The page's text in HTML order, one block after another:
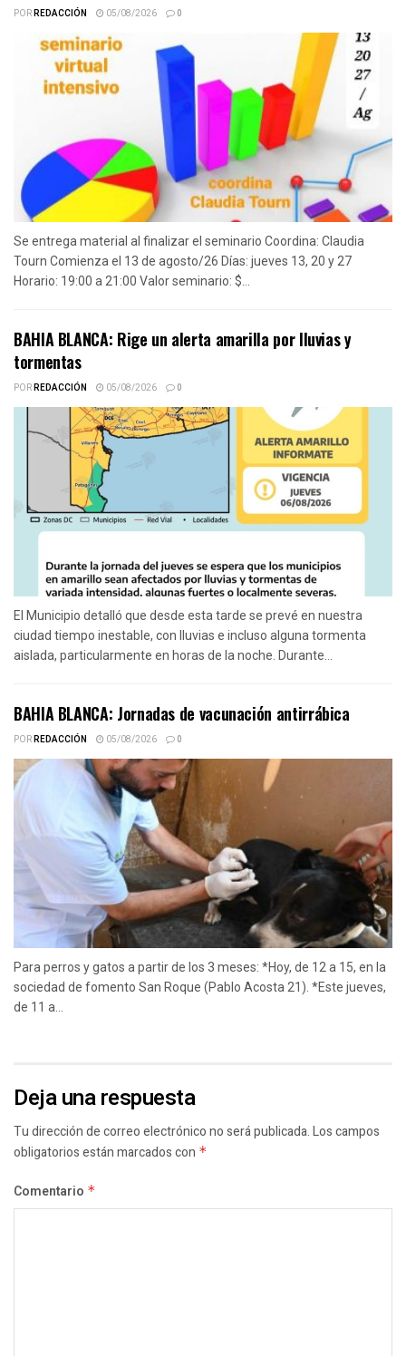
PORREDACCIÓN 05/08/2026 0
Se entrega material al finalizar el seminario Coordina: Claudia
Tourn Comienza el 13 de agosto/26 Días: jueves 13, 20 y 27
Horario: 19:00 a 21:00 Valor seminario: $...
BAHIA BLANCA: Rige un alerta amarilla por lluvias y
tormentas
PORREDACCIÓN 05/08/2026 0
El Municipio detalló que desde esta tarde se prevé en nuestra
ciudad tiempo inestable, con lluvias e incluso alguna tormenta
aislada, particularmente en horas de la noche. Durante...
BAHIA BLANCA: Jornadas de vacunación antirrábica
PORREDACCIÓN 05/08/2026 0
Para perros y gatos a partir de los 3 meses: *Hoy, de 12 a 15, en la
sociedad de fomento San Roque (Pablo Acosta 21). *Este jueves,
de 11 a...
Deja una respuesta
Tu dirección de correo electrónico no será publicada.Los campos
obligatorios están marcados con *
Comentario *